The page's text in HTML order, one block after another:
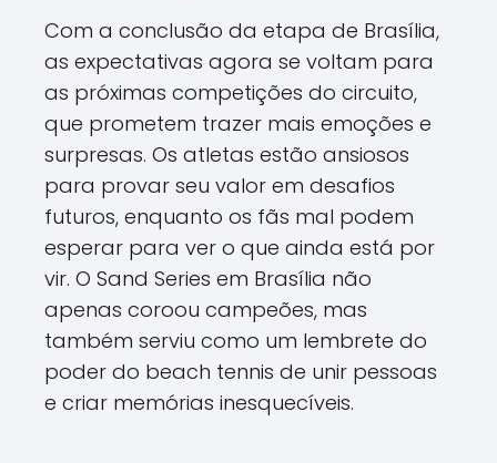
Com a conclusão da etapa de Brasília,
as expectativas agora se voltam para
as próximas competições do circuito,
que prometem trazer mais emoções e
surpresas. Os atletas estão ansiosos
para provar seu valor em desafios
futuros, enquanto os fãs mal podem
esperar para ver o que ainda está por
vir. O Sand Series em Brasília não
apenas coroou campeões, mas
também serviu como um lembrete do
poder do beach tennis de unir pessoas
e criar memórias inesquecíveis.